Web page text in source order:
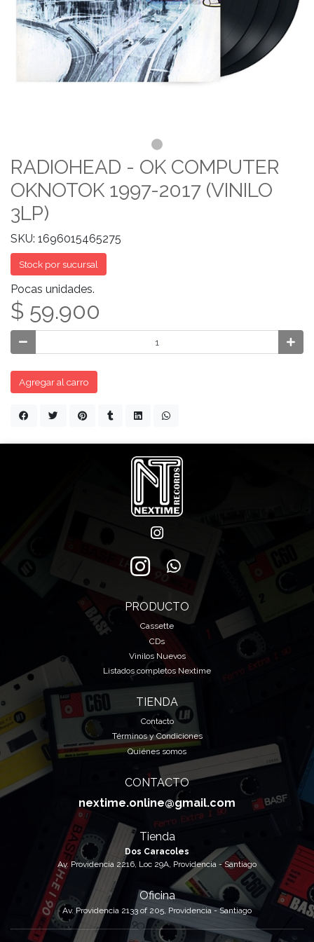
RADIOHEAD - OK COMPUTER
OKNOTOK 1997-2017 (VINILO
3LP)
SKU: 1696015465275
Stock por sucursal
Pocas unidades.
$ 59.900
Agregar al carro
PRODUCTO
Cassette
CDs
Vinilos Nuevos
Listados completos Nextime
TIENDA
Contacto
Términos y Condiciones
Quiénes somos
CONTACTO
nextime.online@gmail.com
Tienda
Dos Caracoles
Av. Providencia 2216, Loc 29A, Providencia - Santiago
Oficina
Av. Providencia 2133 of 205, Providencia - Santiago